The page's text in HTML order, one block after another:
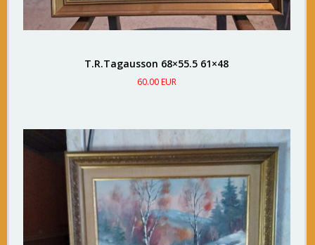
T.R.Tagausson 68×55.5 61×48
60.00 EUR